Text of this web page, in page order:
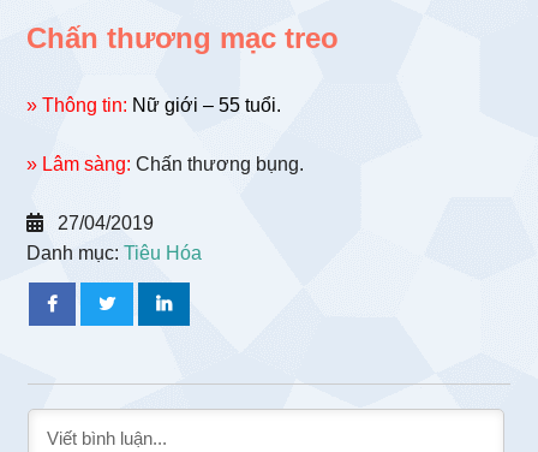
Chấn thương mạc treo
» Thông tin: Nữ giới – 55 tuổi.
» Lâm sàng: Chấn thương bụng.
27/04/2019
Danh mục:Tiêu Hóa